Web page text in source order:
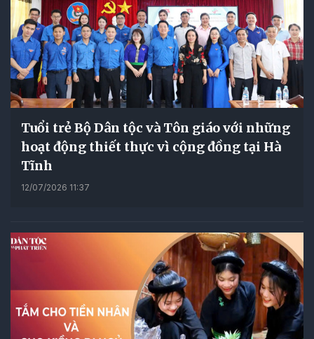
Tuổi trẻ Bộ Dân tộc và Tôn giáo với những
hoạt động thiết thực vì cộng đồng tại Hà
Tĩnh
12/07/2026 11:37